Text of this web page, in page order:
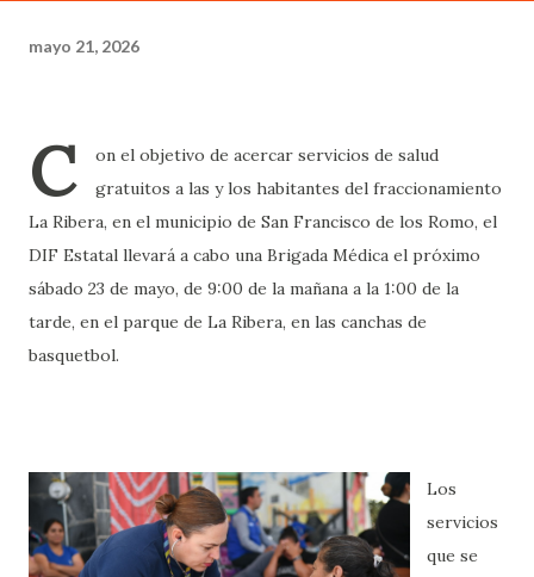
mayo 21, 2026
C
on el objetivo de acercar servicios de salud
gratuitos a las y los habitantes del fraccionamiento
La Ribera, en el municipio de San Francisco de los Romo, el
DIF Estatal llevará a cabo una Brigada Médica el próximo
sábado 23 de mayo, de 9:00 de la mañana a la 1:00 de la
tarde, en el parque de La Ribera, en las canchas de
basquetbol.
Los
servicios
que se